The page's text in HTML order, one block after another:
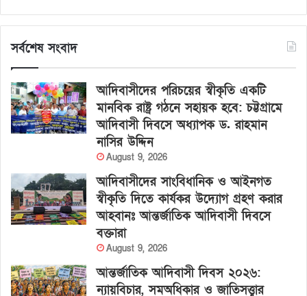
সর্বশেষ সংবাদ
আদিবাসীদের পরিচয়ের স্বীকৃতি একটি
মানবিক রাষ্ট্র গঠনে সহায়ক হবে: চট্টগ্রামে
আদিবাসী দিবসে অধ্যাপক ড. রাহমান
নাসির উদ্দিন
August 9, 2026
আদিবাসীদের সাংবিধানিক ও আইনগত
স্বীকৃতি দিতে কার্যকর উদ্যোগ গ্রহণ করার
আহবানঃ আন্তর্জাতিক আদিবাসী দিবসে
বক্তারা
August 9, 2026
আন্তর্জাতিক আদিবাসী দিবস ২০২৬:
ন্যায়বিচার, সমঅধিকার ও জাতিসত্ত্বার